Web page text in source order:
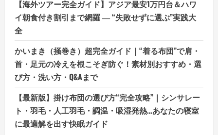
【海外ツアー完全ガイド】アジア最安1万円台＆ハワ
イ朝食付き割引まで網羅 ― “失敗せずに選ぶ”実践大
全
かいまき（掻巻き）超完全ガイド｜“着る布団”で肩・
首・足元の冷えを根こそぎ防ぐ！素材別おすすめ・選
び方・洗い方・Q&Aまで
【最新版】掛け布団の選び方“完全攻略”｜シンサレー
ト・羽毛・人工羽毛・調温・吸湿発熱…あなたの寝室
に最適解を出す快眠ガイド